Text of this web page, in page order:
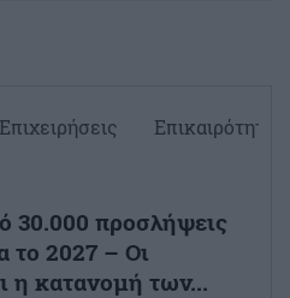
Επιχειρήσεις Επικαιρότητα
30.000 προσλήψεις
το 2027 – Οι
η κατανομή των...